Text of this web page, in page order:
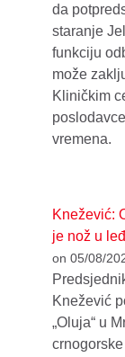
da
staranje
funkciju
može
Kliničkim
vremena.
Knežević:
je nož u
on 05/08/
Knežević
„Oluja“ u